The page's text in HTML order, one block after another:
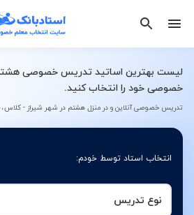
لیست بهترین اساتید تدریس خصوصی
خصوصی خود را انتخاب کنید.
تدریس خصوصی آنلاین و در منزل هشتم در شهر شیراز - کلاس،
انتخاب استاد توسط خودم:
نوع تدریس